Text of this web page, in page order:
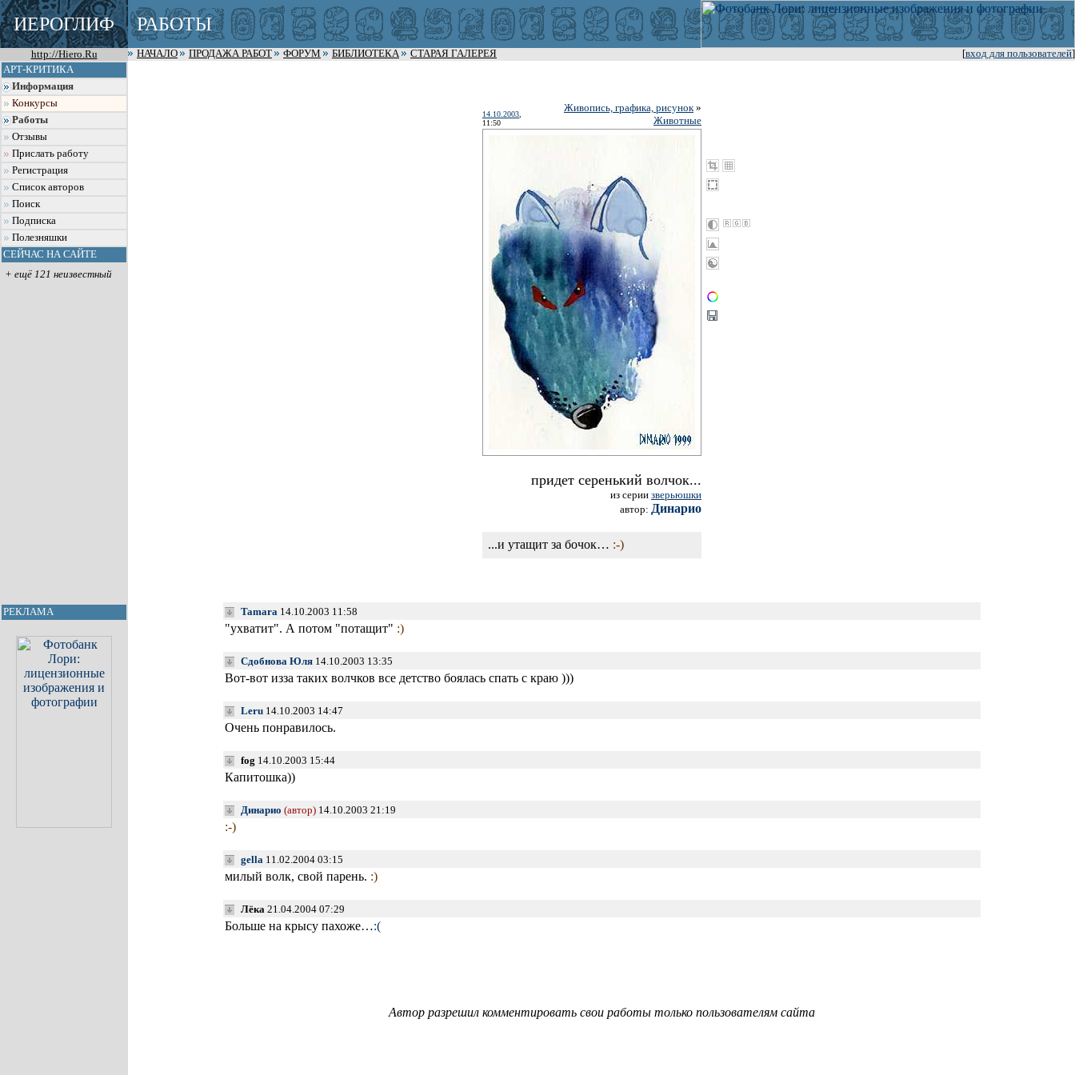
ИЕРОГЛИФ РАБОТЫ
http://Hiero.Ru [вход для пользователей]
НАЧАЛО ПРОДАЖА РАБОТ ФОРУМ БИБЛИОТЕКА
СТАРАЯ ГАЛЕРЕЯ
АРТ-КРИТИКА
Информация
Конкурсы
Работы
Отзывы
Прислать работу
Регистрация
Список авторов
Поиск
Подписка
Полезняшки
СЕЙЧАС НА САЙТЕ
+ ещё 121 неизвестный
РЕКЛАМА
14.10.2003
11:50
Живопись, графика, рисунок»
Животные
придет серенький волчок...
из серии зверьюшки
автор: Динарио
...и утащит за бочок… :-)
Tamara14.10.2003 11:58
"ухватит". А потом "потащит" :)
Сдобнова Юля14.10.2003 13:35
Вот-вот изза таких волчков все детство боялась спать с краю )))
Leru14.10.2003 14:47
Очень понравилось.
fog 14.10.2003 15:44
Капитошка))
Динарио (автор)14.10.2003 21:19
:-)
gella11.02.2004 03:15
милый волк, свой парень. :)
Лёка21.04.2004 07:29
Больше на крысу пахоже…:(
Автор разрешил комментировать свои работы только пользователям сайта